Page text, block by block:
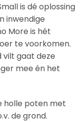
is dé oplossing
inwendige
More is hét
te voorkomen.
gaat deze
mee én het
holle poten met
de grond.